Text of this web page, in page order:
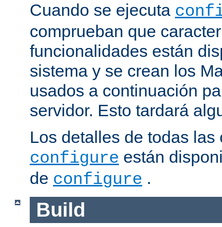
Cuando se ejecuta
comprueban que
funcionalidades están
sistema y se crean los
usados a continuación
servidor. Esto tardará
Los detalles de todas las
configure están
de configure .
Build